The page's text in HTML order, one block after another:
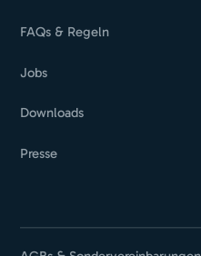
FAQs & Regeln
Jobs
Downloads
Presse